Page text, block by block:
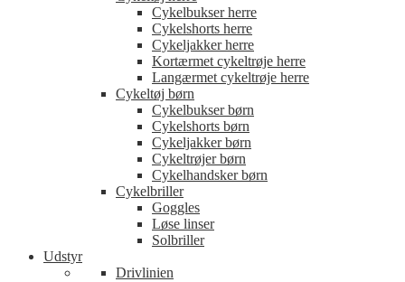
Cykelbukser herre
Cykelshorts herre
Cykeljakker herre
Kortærmet cykeltrøje herre
Langærmet cykeltrøje herre
Cykeltøj børn
Cykelbukser børn
Cykelshorts børn
Cykeljakker børn
Cykeltrøjer børn
Cykelhandsker børn
Cykelbriller
Goggles
Løse linser
Solbriller
Udstyr
Drivlinien